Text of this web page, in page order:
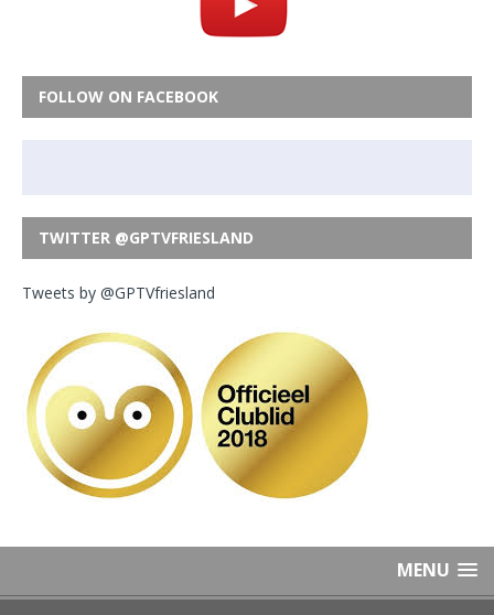
FOLLOW ON FACEBOOK
TWITTER @GPTVFRIESLAND
Tweets by @GPTVfriesland
MENU